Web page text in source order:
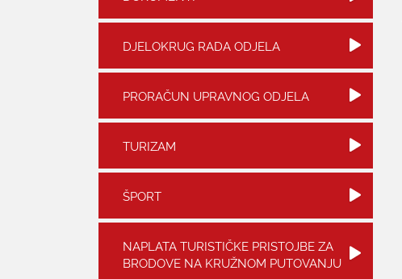
DJELOKRUG RADA ODJELA
PRORAČUN UPRAVNOG ODJELA
TURIZAM
ŠPORT
NAPLATA TURISTIČKE PRISTOJBE ZA
BRODOVE NA KRUŽNOM PUTOVANJU